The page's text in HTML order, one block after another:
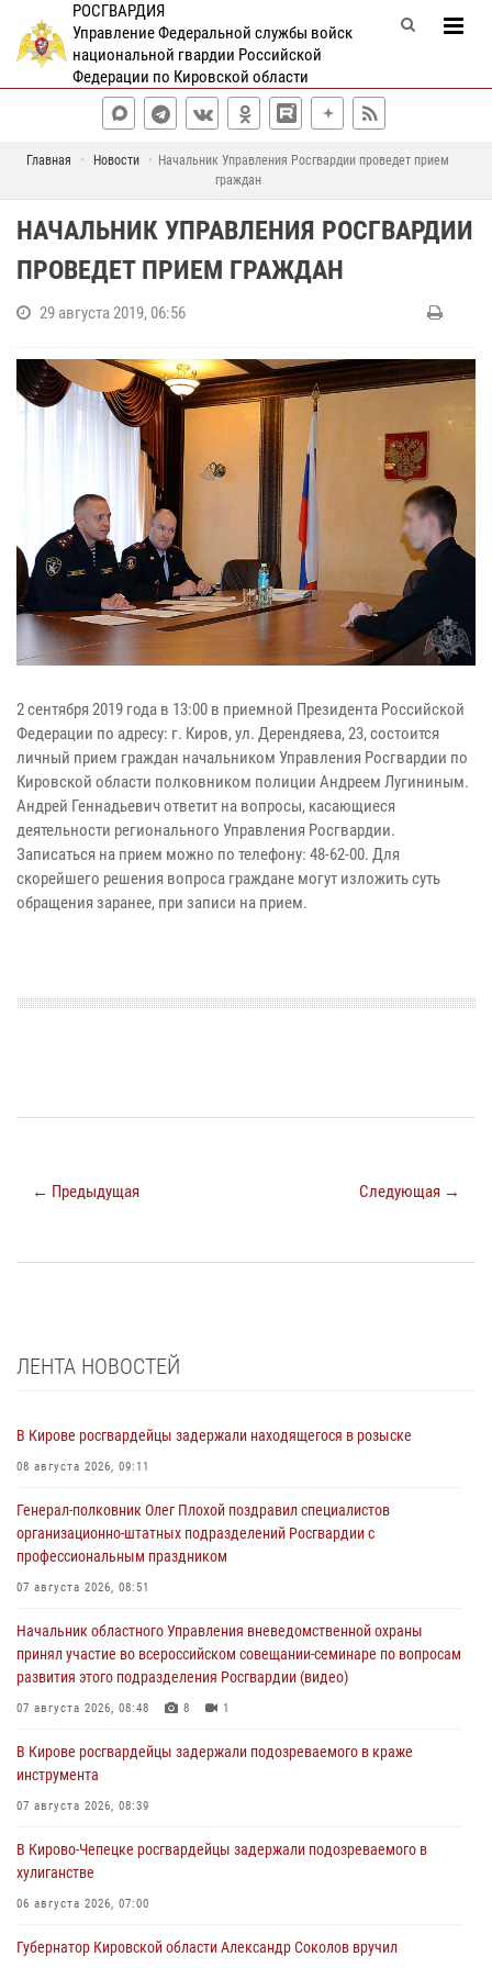
РОСГВАРДИЯ
Управление Федеральной службы войск
национальной гвардии Российской
Федерации по Кировской области
Главная Новости
Начальник Управления Росгвардии проведет прием
граждан
НАЧАЛЬНИК УПРАВЛЕНИЯ РОСГВАРДИИ
ПРОВЕДЕТ ПРИЕМ ГРАЖДАН
29 августа 2019, 06:56
2 сентября 2019 года в 13:00 в приемной Президента Российской
Федерации по адресу: г. Киров, ул. Дерендяева, 23, состоится
личный прием граждан начальником Управления Росгвардии по
Кировской области полковником полиции Андреем Лугининым.
Андрей Геннадьевич ответит на вопросы, касающиеся
деятельности регионального Управления Росгвардии.
Записаться на прием можно по телефону: 48-62-00. Для
скорейшего решения вопроса граждане могут изложить суть
обращения заранее, при записи на прием.
← Предыдущая Следующая →
ЛЕНТА НОВОСТЕЙ
В Кирове росгвардейцы задержали находящегося в розыске
08 августа 2026, 09:11
Генерал-полковник Олег Плохой поздравил специалистов
организационно-штатных подразделений Росгвардии с
профессиональным праздником
07 августа 2026, 08:51
Начальник областного Управления вневедомственной охраны
принял участие во всероссийском совещании-семинаре по вопросам
развития этого подразделения Росгвардии (видео)
07 августа 2026, 08:48 8 1
В Кирове росгвардейцы задержали подозреваемого в краже
инструмента
07 августа 2026, 08:39
В Кирово-Чепецке росгвардейцы задержали подозреваемого в
хулиганстве
06 августа 2026, 07:00
Губернатор Кировской области Александр Соколов вручил